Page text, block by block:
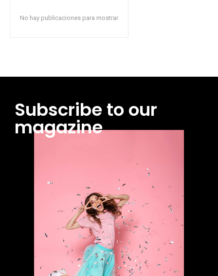
No hay publicaciones para mostrar
Subscribe to our
magazine